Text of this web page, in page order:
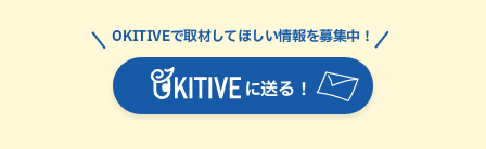
に送る！
OKITIVEで取材してほしい情報を募集中！